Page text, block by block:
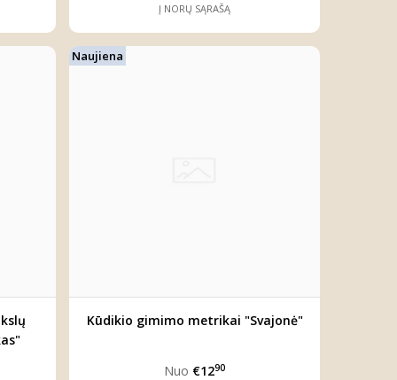
Į NORŲ SĄRAŠĄ
Naujiena
Kūdikio gimimo metrikai "Svajonė"
Nuo €1290